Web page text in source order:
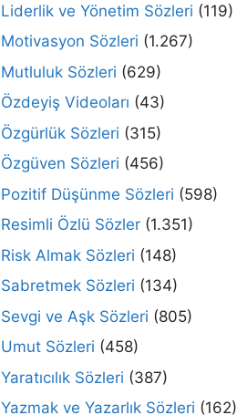
Liderlik ve Yönetim Sözleri (119)
Motivasyon Sözleri (1.267)
Mutluluk Sözleri (629)
Özdeyiş Videoları (43)
Özgürlük Sözleri (315)
Özgüven Sözleri (456)
Pozitif Düşünme Sözleri (598)
Resimli Özlü Sözler (1.351)
Risk Almak Sözleri (148)
Sabretmek Sözleri (134)
Sevgi ve Aşk Sözleri (805)
Umut Sözleri (458)
Yaratıcılık Sözleri (387)
Yazmak ve Yazarlık Sözleri (162)